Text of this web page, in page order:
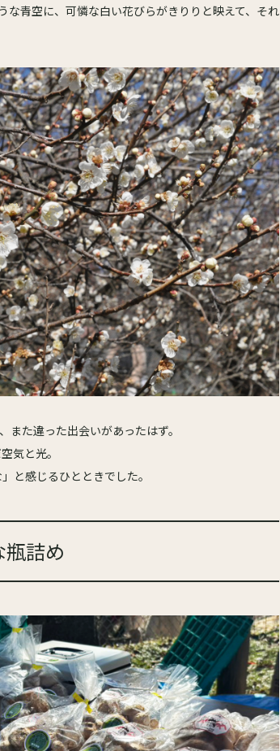
青空に、可憐な白い花びらがきりりと映えて、それ
また違った出会いがあったはず。
気と光。
と感じるひとときでした。
詰め